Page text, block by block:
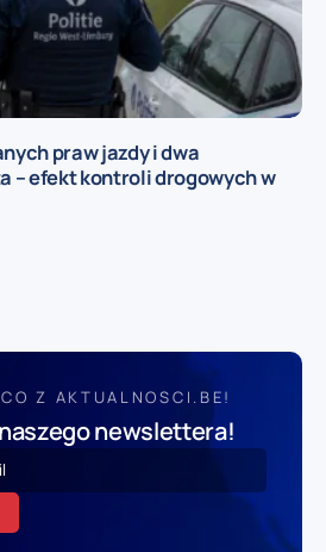
praw jazdy i dwa
– efekt kontroli drogowych w
Z AKTUALNOSCI.BE!
newslettera!